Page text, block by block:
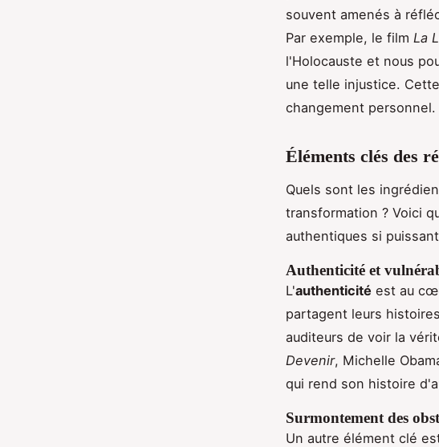
souvent amenés à
Par exemple, le film La
l'Holocauste et nous
une telle injustice.
changement personnel.
Éléments clés des
Quels sont les
transformation ? Voici
authentiques si
Authenticité et
L'authenticité est au
partagent leurs
auditeurs de voir la
Devenir, Michelle
qui rend son histoire
Surmontement des
Un autre élément clé